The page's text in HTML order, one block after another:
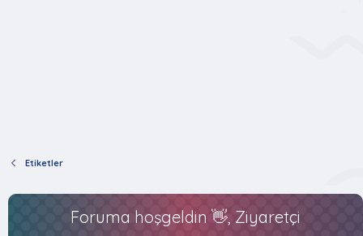
Etiketler
Foruma hoşgeldin 👋, Ziyaretçi